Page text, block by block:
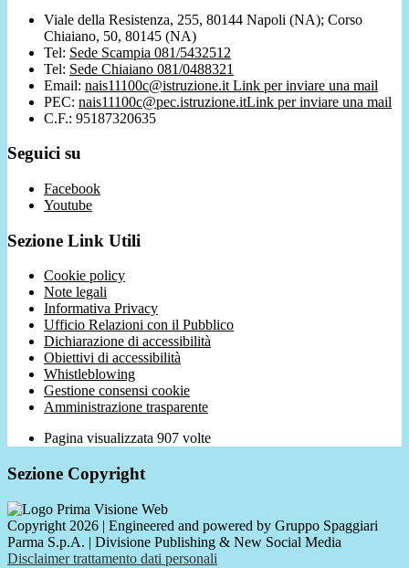
Viale della Resistenza, 255, 80144 Napoli (NA); Corso
Chiaiano, 50, 80145 (NA)
Tel: Sede Scampia 081/5432512
Tel: Sede Chiaiano 081/0488321
Email: nais11100c@istruzione.it Link per inviare una mail
PEC: nais11100c@pec.istruzione.itLink per inviare una mail
C.F.: 95187320635
Seguici su
Facebook
Youtube
Sezione Link Utili
Cookie policy
Note legali
Informativa Privacy
Ufficio Relazioni con il Pubblico
Dichiarazione di accessibilità
Obiettivi di accessibilità
Whistleblowing
Gestione consensi cookie
Amministrazione trasparente
Pagina visualizzata 907 volte
Sezione Copyright
Copyright 2026 | Engineered and powered by Gruppo Spaggiari
Parma S.p.A. | Divisione Publishing & New Social Media
Disclaimer trattamento dati personali